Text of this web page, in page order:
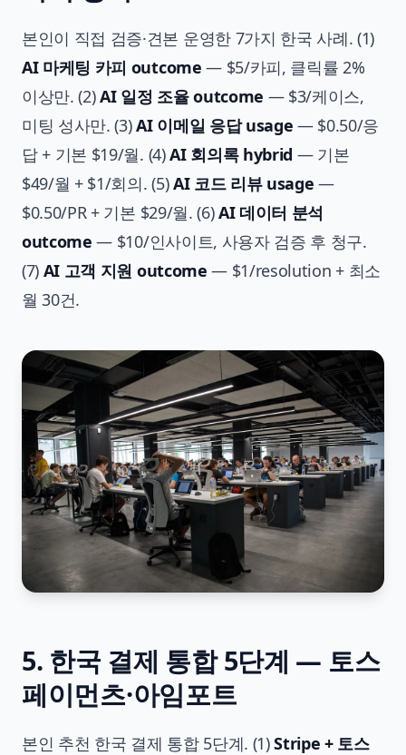
본인이 직접 검증·견본 운영한 7가지 한국 사례. (1)
AI 마케팅 카피 outcome — $5/카피, 클릭률 2%
이상만. (2)AI 일정 조율 outcome — $3/케이스,
미팅 성사만. (3)AI 이메일 응답 usage — $0.50/응
답 + 기본 $19/월. (4)AI 회의록 hybrid — 기본
$49/월 + $1/회의. (5)AI 코드 리뷰 usage —
$0.50/PR + 기본 $29/월. (6)AI 데이터 분석
outcome — $10/인사이트, 사용자 검증 후 청구.
(7) AI 고객 지원 outcome — $1/resolution + 최소
월 30건.
5. 한국 결제 통합 5단계 — 토스
페이먼츠·아임포트
본인 추천 한국 결제 통합 5단계. (1)Stripe + 토스